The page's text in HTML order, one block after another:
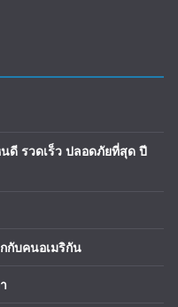
ดี รวดเร็ว ปลอดภัยที่สุด ปี
กับคนอเมริกัน